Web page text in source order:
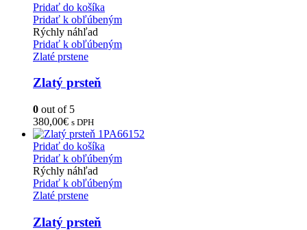
Pridať do košíka
Pridať k obľúbeným
Rýchly náhľad
Pridať k obľúbeným
Zlaté prstene
Zlatý prsteň
0 out of 5
380,00€ s DPH
Pridať do košíka
Pridať k obľúbeným
Rýchly náhľad
Pridať k obľúbeným
Zlaté prstene
Zlatý prsteň